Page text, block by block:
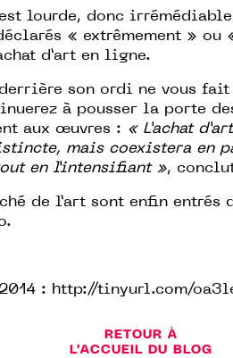
lourde, donc
« extrêmement »
d’art en ligne.
derrière son ordi ne vous fait
à pousser la porte
aux œuvres : « L’achat
mais coexistera en
en l’intensifiant »,
de l’art sont enfin
: http://tinyurl.com/
RETOUR À
L'ACCUEIL DU BLOG